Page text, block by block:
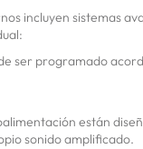
incluyen sistemas
ser programado
están
sonido amplificado.